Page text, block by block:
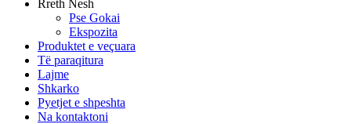
Rreth Nesh
Pse Gokai
Ekspozita
Produktet e veçuara
Të paraqitura
Lajme
Shkarko
Pyetjet e shpeshta
Na kontaktoni